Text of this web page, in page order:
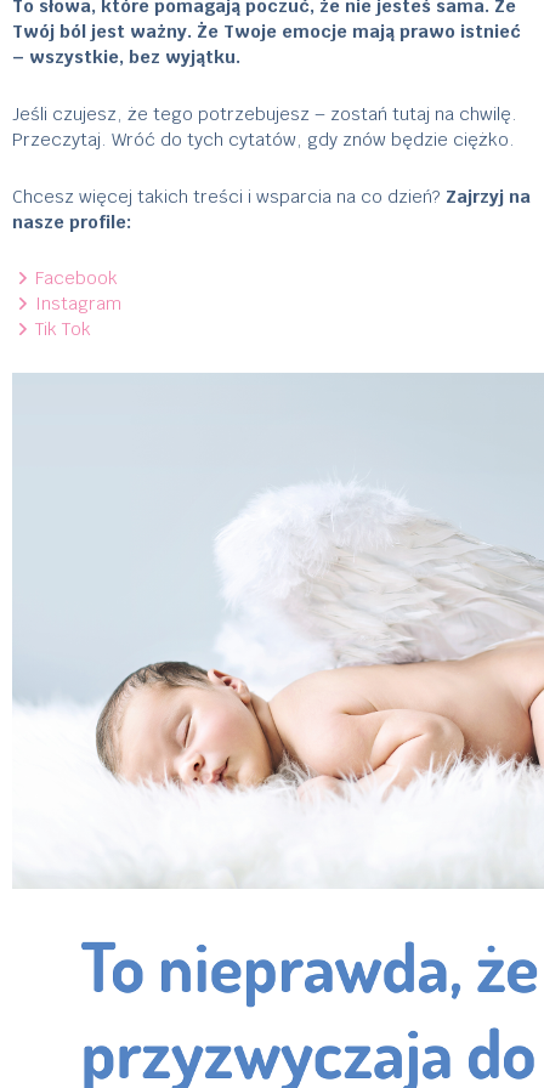
To słowa, które pomagają poczuć, że nie jesteś sama. Że
Twój ból jest ważny. Że Twoje emocje mają prawo istnieć
– wszystkie, bez wyjątku.
Jeśli czujesz, że tego potrzebujesz – zostań tutaj na chwilę.
Przeczytaj. Wróć do tych cytatów, gdy znów będzie ciężko.
Chcesz więcej takich treści i wsparcia na co dzień? Zajrzyj na
nasze profile:
Facebook
Instagram
Tik Tok